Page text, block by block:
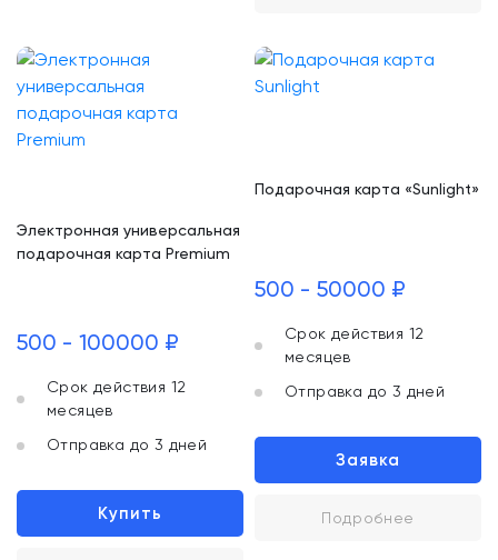
Электронная универсальная
подарочная карта Premium
500 - 100000 ₽
Срок действия 12
месяцев
Отправка до 3 дней
Купить
Подарочная карта «Sunlight»
500 - 50000 ₽
Срок действия 12
месяцев
Отправка до 3 дней
Заявка
Подробнее